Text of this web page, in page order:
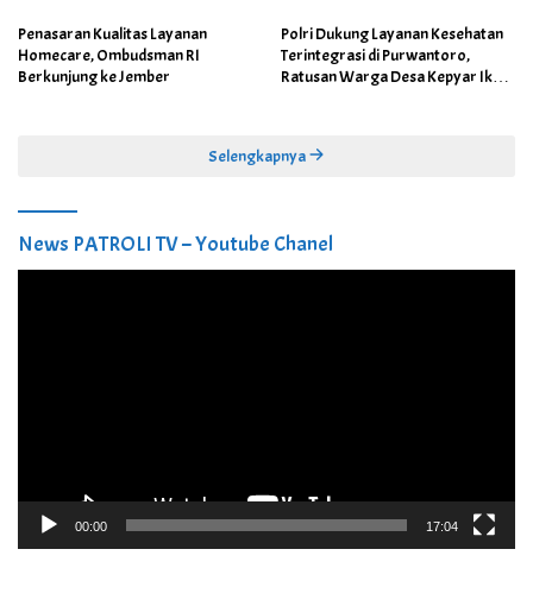
Penasaran Kualitas Layanan
Homecare, Ombudsman RI
Berkunjung ke Jember
Polri Dukung Layanan Kesehatan
Terintegrasi di Purwantoro,
Ratusan Warga Desa Kepyar Ikuti
Selengkapnya
News PATROLI TV – Youtube Chanel
00:00 17:04